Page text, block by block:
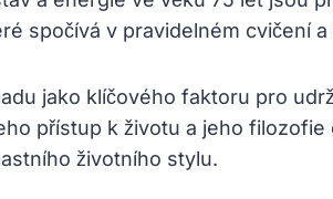
spočívá v pravidelném cvičení a
jako klíčového faktoru pro
přístup k životu a jeho
životního stylu.